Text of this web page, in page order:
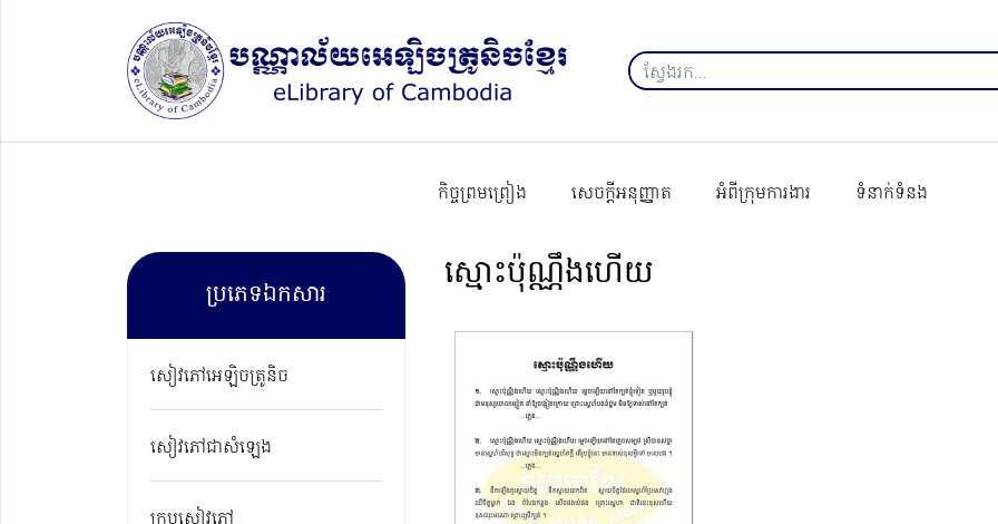
កិច្ចព្រមព្រៀង សេចក្ដីអនុញ្ញាត អំពីក្រុមការងារ ទំនាក់ទំនង
ប្រភេទឯកសារ
សៀវភៅអេឡិចត្រូនិច
សៀវភៅជាសំឡេង
ស្មោះប៉ុណ្ណឹងហើយ